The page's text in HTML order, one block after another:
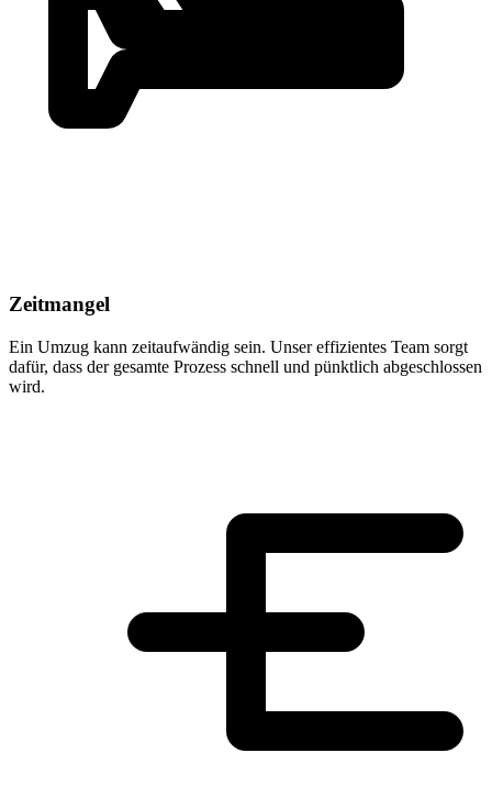
Zeitmangel
Ein Umzug kann zeitaufwändig sein. Unser effizientes Team sorgt
dafür, dass der gesamte Prozess schnell und pünktlich abgeschlossen
wird.